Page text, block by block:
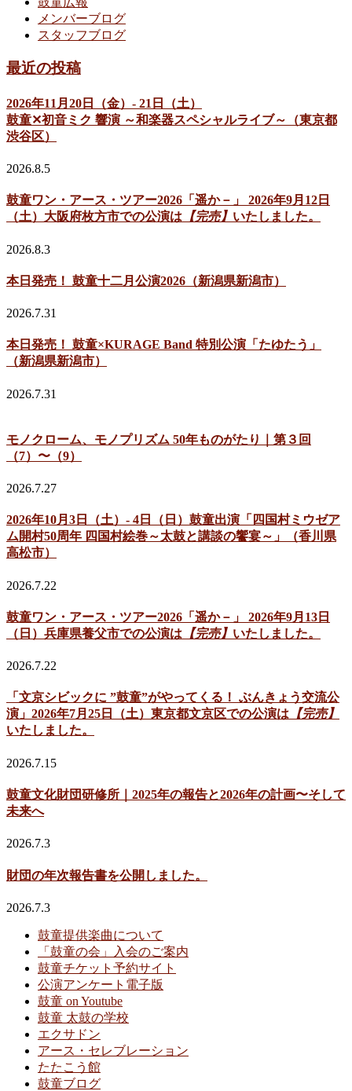
メンバーブログ
スタッフブログ
最近の投稿
2026年11月20日（金）- 21日（土）
鼓童✕初音ミク 響演 ～和楽器スペシャルライブ～（東京都
渋谷区）
2026.8.5
鼓童ワン・アース・ツアー2026「遥か－」 2026年9月12日
（土）大阪府枚方市での公演は 【完売】 いたしました。
2026.8.3
本日発売！ 鼓童十二月公演2026（新潟県新潟市）
2026.7.31
本日発売！ 鼓童×KURAGE Band 特別公演「たゆたう」
（新潟県新潟市）
2026.7.31
モノクローム、モノプリズム 50年ものがたり｜第３回
（7）〜（9）
2026.7.27
2026年10月3日（土）- 4日（日）鼓童出演「四国村ミウゼア
ム開村50周年 四国村絵巻～太鼓と講談の饗宴～」（香川県
高松市）
2026.7.22
鼓童ワン・アース・ツアー2026「遥か－」 2026年9月13日
（日）兵庫県養父市での公演は 【完売】 いたしました。
2026.7.22
「文京シビックに ”鼓童”がやってくる！ ぶんきょう交流公
演」2026年7月25日（土）東京都文京区での公演は 【完売】
いたしました。
2026.7.15
鼓童文化財団研修所｜2025年の報告と2026年の計画〜そして
未来へ
2026.7.3
財団の年次報告書を公開しました。
2026.7.3
鼓童提供楽曲について
「鼓童の会」入会のご案内
鼓童チケット予約サイト
公演アンケート電子版
鼓童 on Youtube
鼓童 太鼓の学校
エクサドン
アース・セレブレーション
たたこう館
鼓童ブログ